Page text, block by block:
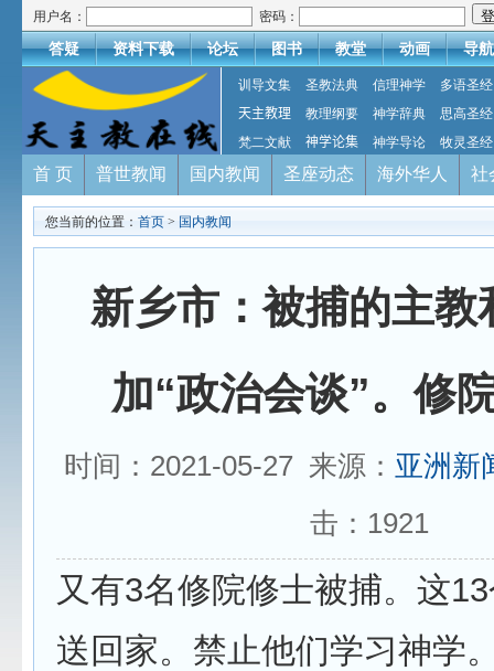
用户名： 密码：
答疑 资料下载 论坛 图书 教堂 动画 导航
训导文集 圣教法典 信理神学
多语圣经
天主教理
教理纲要 神学辞典
思高圣经
梵二文献
神学论集 神学导论 牧灵圣经
首 页 普世教闻 国内教闻 圣座动态 海外华人 社
您当前的位置： 首页 > 国内教闻
新乡市：被捕的主教
加“政治会谈”。修
时间：2021-05-27 来源： 亚洲新
击： 1921
又有3名修院修士被捕。这
送回家。禁止他们学习神学